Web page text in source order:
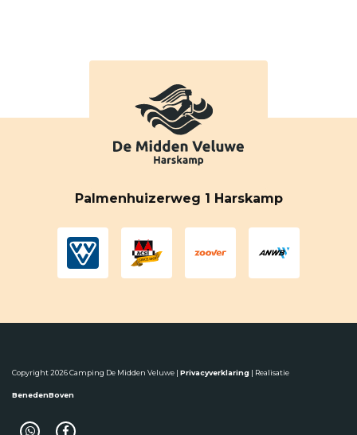
Palmenhuizerweg 1 Harskamp
Copyright 2026 Camping De Midden Veluwe | Privacyverklaring | Realisatie
BenedenBoven